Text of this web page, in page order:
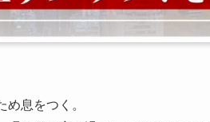
息をつく。